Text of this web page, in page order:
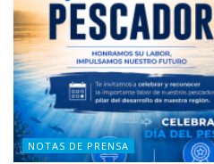
NOTAS DE PRENSA